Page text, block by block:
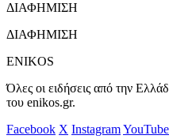
ΔΙΑΦΗΜΙΣΗ
ΔΙΑΦΗΜΙΣΗ
ENIKOS
Όλες οι ειδήσεις από την
του enikos.gr.
Facebook X InstagramYouTube